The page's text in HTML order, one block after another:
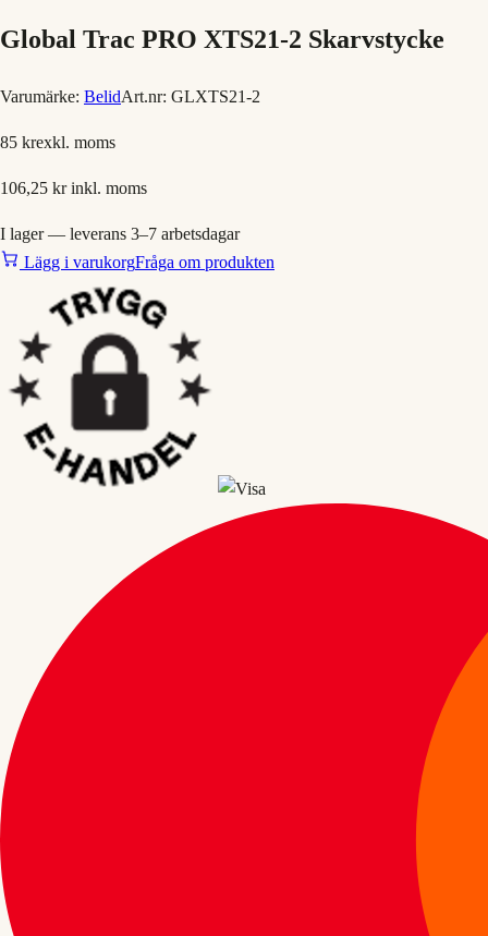
Global Trac PRO XTS21-2 Skarvstycke
Varumärke: BelidArt.nr: GLXTS21-2
85 krexkl. moms
106,25 krinkl. moms
I lager — leverans 3–7 arbetsdagar
Lägg i varukorgFråga om produkten